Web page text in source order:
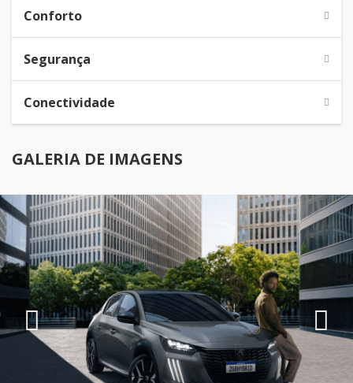
Conforto
Segurança
Conectividade
GALERIA DE IMAGENS